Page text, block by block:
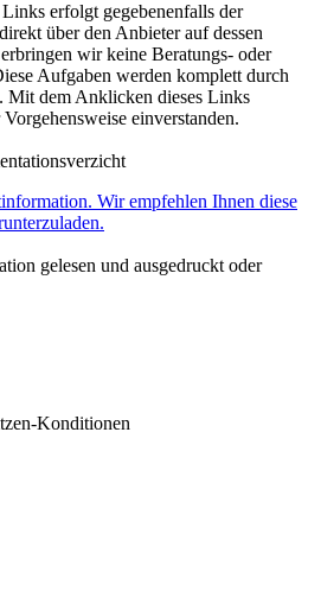
erfolgt gegebenenfalls der
über den Anbieter auf dessen
wir keine Beratungs- oder
Aufgaben werden komplett durch
Mit dem Anklicken dieses Links
einverstanden.
Wir empfehlen Ihnen diese
gelesen und ausgedruckt oder
Konditionen